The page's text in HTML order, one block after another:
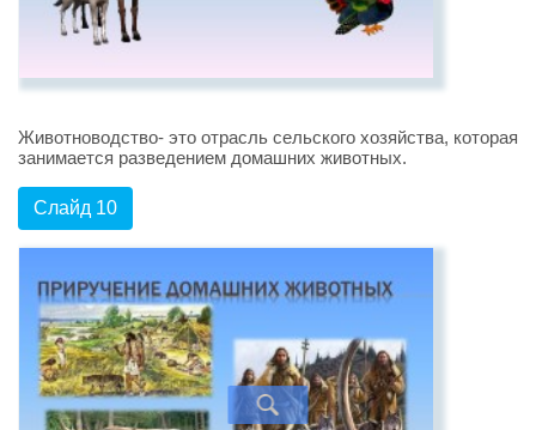
Животноводство- это отрасль сельского хозяйства, которая
занимается разведением домашних животных.
Слайд 10